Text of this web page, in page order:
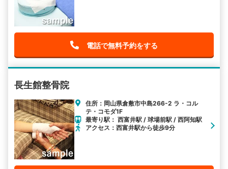
電話で無料予約をする
長生館整骨院
住所：岡山県倉敷市中島266-2 ラ・コル
テ・コモダ1F
最寄り駅： 西富井駅 / 球場前駅 / 西阿知駅
アクセス：西富井駅から徒歩9分